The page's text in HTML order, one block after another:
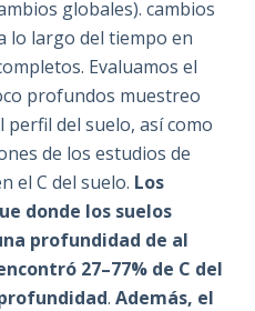
globales). cambios
lo largo del tiempo en
Evaluamos el
profundos muestreo
perfil del suelo, así como
de los estudios de
el C del suelo. Los
donde los suelos
profundidad de al
27–77% de C del
. Además, el